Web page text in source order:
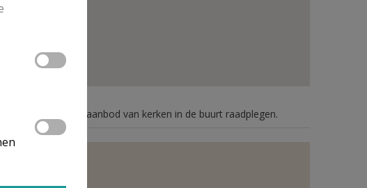
lijst kan je het aanbod van kerken in de buurt raadplegen.